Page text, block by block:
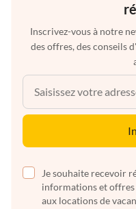
Inscrivez-vous à notre
des offres, des conseils
Je souhaite recevoir
informations et offres
aux locations de